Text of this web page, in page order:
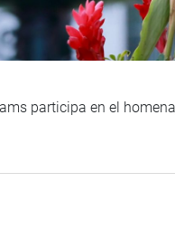
participa en el